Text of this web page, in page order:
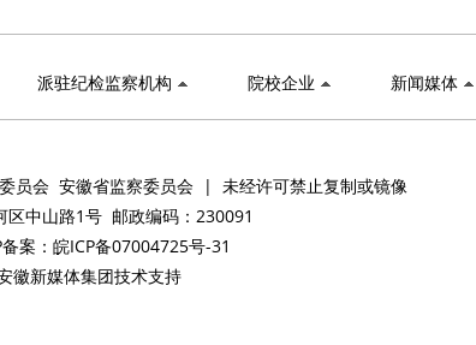
派驻纪检监察机构 院校企业 新闻媒体
员会 安徽省监察委员会 | 未经许可禁止复制或镜像
区中山路1号 邮政编码：230091
案： 皖ICP备07004725号-31
徽新媒体集团技术支持